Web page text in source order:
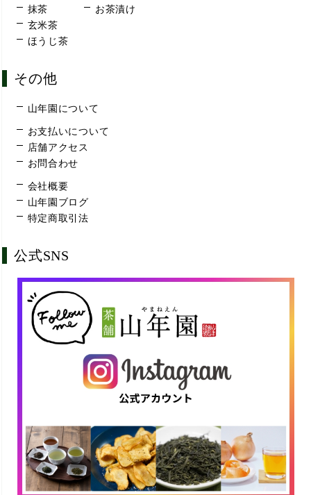
抹茶
玄米茶
ほうじ茶
お茶漬け
その他
山年園について
お支払いについて
店舗アクセス
お問合わせ
会社概要
山年園ブログ
特定商取引法
公式SNS